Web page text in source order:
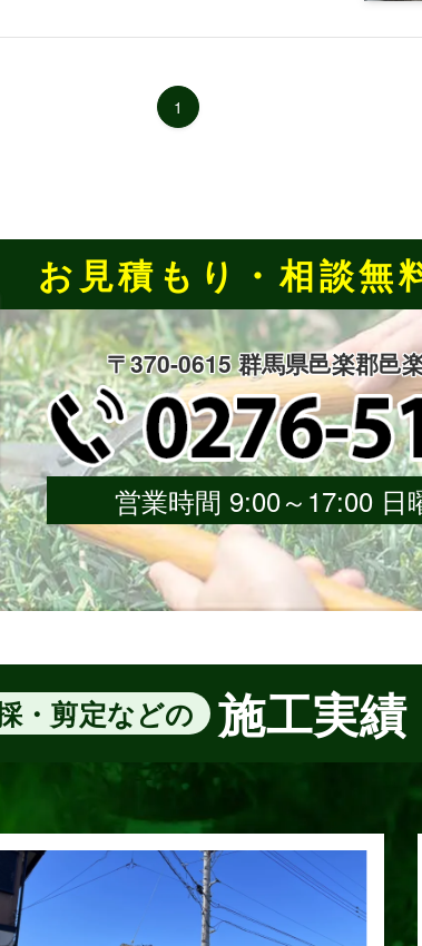
1
お見積もり・相談無
〒370-0615 群馬県邑楽郡邑
営業時間 9:00～17:00 日
・剪定などの 施工実績